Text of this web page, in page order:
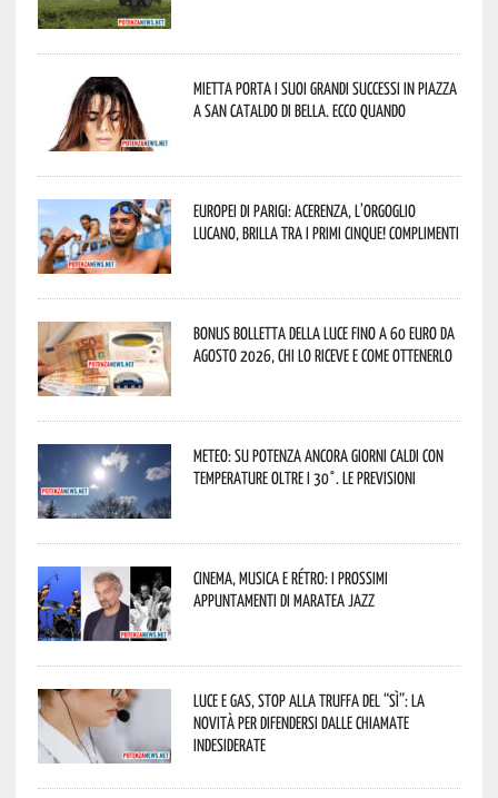
Mietta porta i suoi grandi successi in piazza
a San Cataldo di Bella. Ecco quando
Europei di Parigi: Acerenza, l’orgoglio
lucano, brilla tra i primi cinque! Complimenti
Bonus bolletta della luce fino a 60 euro da
agosto 2026, chi lo riceve e come ottenerlo
Meteo: su Potenza ancora giorni caldi con
temperature oltre i 30°. Le previsioni
Cinema, musica e rétro: i prossimi
appuntamenti di Maratea Jazz
Luce e gas, stop alla truffa del “Sì”: la
novità per difendersi dalle chiamate
indesiderate